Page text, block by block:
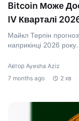
Bitcoin Може
IV Кварталі
Майкл Терпін
наприкінці 2026 року.
Автор Ayesha Aziz
7 months ago
2 хв